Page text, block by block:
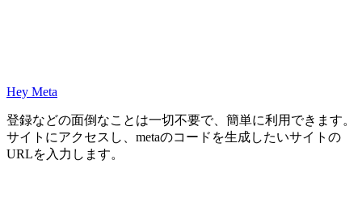
Hey Meta
登録などの面倒なことは一切不要で、簡単に利用できます。
サイトにアクセスし、metaのコードを生成したいサイトの
URLを入力します。